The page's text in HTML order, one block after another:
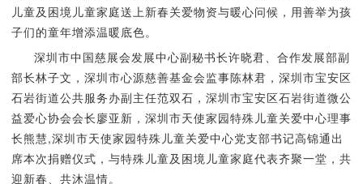
儿童及困境儿童家庭送上新春关爱物资与暖心问候，用善举为孩
子们的童年增添温暖底色。
深圳市中国慈展会发展中心副秘书长许晓君、合作发展部副
部长林子文，深圳市心源慈善基金会监事陈林君，深圳市宝安区
石岩街道公共服务办副主任范双石，深圳市宝安区石岩街道微公
益爱心协会会长廖亚新，深圳市天使家园特殊儿童关爱中心理事
长熊慧,深圳市天使家园特殊儿童关爱中心党支部书记高锦通出
席本次捐赠仪式，与特殊儿童及困境儿童家庭代表齐聚一堂，共
迎新春、共沐温情。